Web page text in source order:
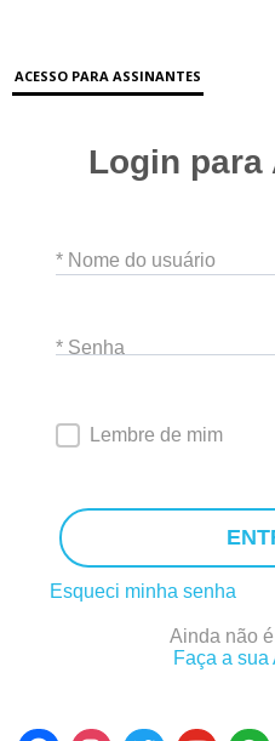
ACESSO PARA ASSINANTES
Login para
* Nome do usuário
* Senha
Lembre de mim
Esqueci minha senha
Ainda não
Faça a sua